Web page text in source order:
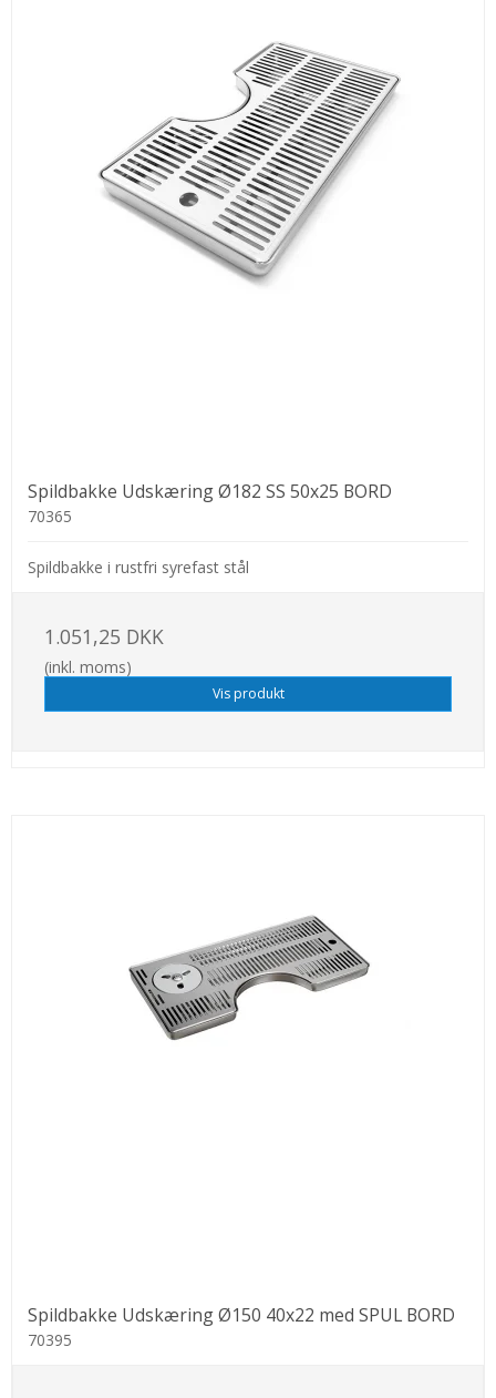
Spildbakke Udskæring Ø182 SS 50x25 BORD
70365
Spildbakke i rustfri syrefast stål
1.051,25 DKK
(inkl. moms)
Vis produkt
Spildbakke Udskæring Ø150 40x22 med SPUL BORD
70395